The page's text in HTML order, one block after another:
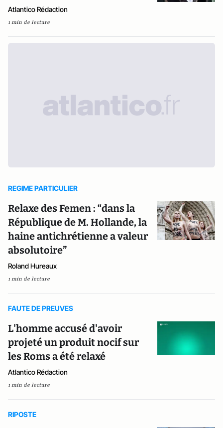
Atlantico Rédaction
1 min de lecture
REGIME PARTICULIER
Relaxe des Femen : “dans la
République de M. Hollande, la
haine antichrétienne a valeur
absolutoire”
Roland Hureaux
1 min de lecture
FAUTE DE PREUVES
L'homme accusé d'avoir
projeté un produit nocif sur
les Roms a été relaxé
Atlantico Rédaction
1 min de lecture
RIPOSTE